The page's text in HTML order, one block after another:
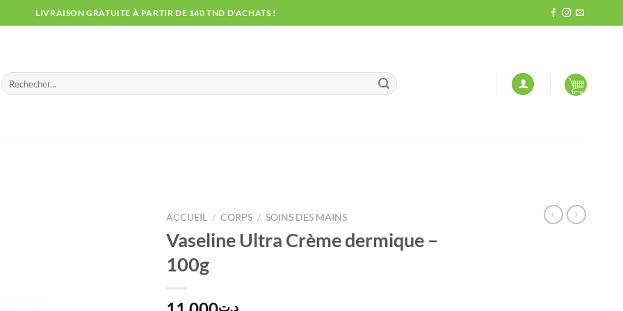
LIVRAISON GRATUITE À PARTIR DE 140 TND D'ACHATS !
Recherche
pour :
ACCUEIL / CORPS / SOINS DES MAINS
Vaseline Ultra Crème dermique –
100g
د.ت